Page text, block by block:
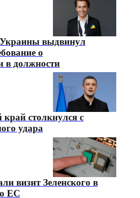
выдвинул
о
в должности
столкнулся с
удара
визит Зеленского в
ЕС